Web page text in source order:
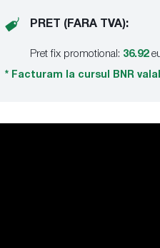
PRET (FARA TVA):
Pret fix promotional: 36.92
* Facturam la cursul BNR